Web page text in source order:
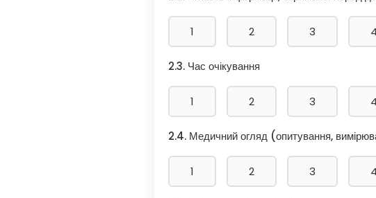
1 2 3 4
2.3. Час очікування
1 2 3 4
2.4. Медичний огляд (опитування,
1 2 3 4